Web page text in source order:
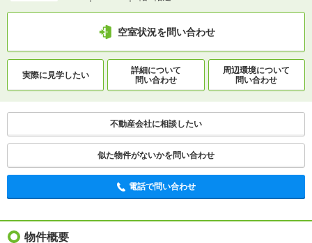
ＪＲ宗谷本線/新旭川駅 歩17分
1分で完了！入力2項目！
この物件にお問い合わせ
9条15丁目 2LDK 1階
(管理費 2900円)
敷 0円 礼
7.6万円
2LDK｜55.56m²｜1階/2階建
空室状況を問い合わせ
実際に 見学したい
空室状況を問い合わせ
実際に見学したい
詳細について
問い合わせ
周辺環境について
問い合わせ
不動産会社に相談したい
似た物件がないかを問い合わせ
電話で問い合わせ
物件概要